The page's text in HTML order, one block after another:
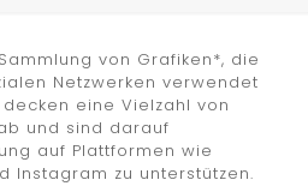
von Grafiken*, die
Netzwerken verwendet
eine Vielzahl von
und sind darauf
auf Plattformen wie
Instagram zu unterstützen.